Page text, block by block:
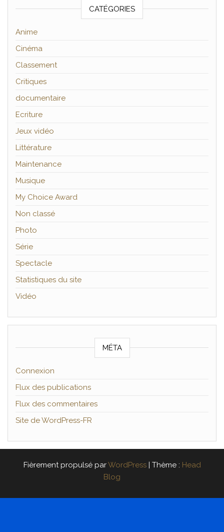
CATÉGORIES
Anime
Cinéma
Classement
Critiques
documentaire
Ecriture
Jeux vidéo
Littérature
Maintenance
Musique
My Choice Award
Non classé
Photo
Série
Spectacle
Statistiques du site
Vidéo
MÉTA
Connexion
Flux des publications
Flux des commentaires
Site de WordPress-FR
Fièrement propulsé parWordPress Thème : Head
Blog